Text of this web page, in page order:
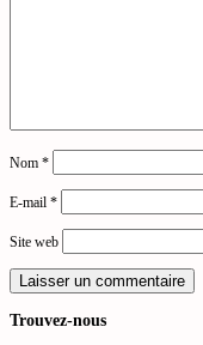
Nom *
E-mail *
Site web
Trouvez-nous